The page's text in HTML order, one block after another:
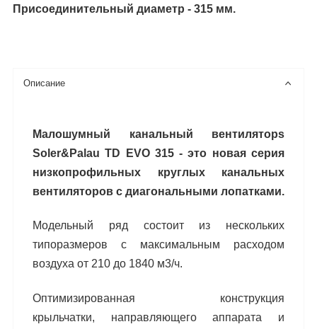
Присоединительный диаметр - 315 мм.
Описание
Малошумный канальный вентиляторs
Soler&Palau TD EVO 315 - это новая серия
низкопрофильных круглых канальных
вентиляторов с диагональными лопатками.
Модельный ряд состоит из нескольких
типоразмеров с максимальным расходом
воздуха от 210 до 1840 м3/ч.
Оптимизированная конструкция
крыльчатки, направляющего аппарата и